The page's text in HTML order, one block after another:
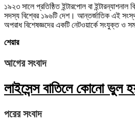
১৯২৩ সালে প্রতিষ্ঠিত ইন্টারপোল বা ইন্টারন্যাশনাল
সদস্য বিশ্বের ১৯৬টি দেশ। আন্তর্জাতিক এই
অপরাধ বিশেষজ্ঞদের একটি নেটওয়ার্কে সংযুক্ত ও
শেয়ার
আগের সংবাদ
লাইসেন্স বাতিলে কোনো ভুল
পরের সংবাদ